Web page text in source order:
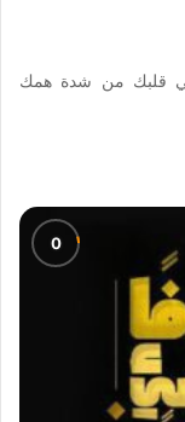
في قلبك من شدة همك